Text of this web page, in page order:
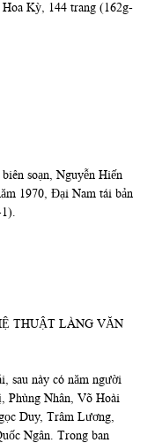
Kỳ, 144 trang (162g-
soạn, Nguyễn Hiến
1970, Đại Nam tái bản
THUẬT LÀNG VĂN
sau này có năm người
Phùng Nhân, Võ Hoài
Duy, Trâm Lương,
Ngân. Trong ban